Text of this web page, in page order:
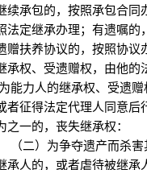
续承包的，按照承包
法定继承办理；有遗嘱的
赠扶养协议的，按照
承权、受遗赠权，由他的
力人的继承权、受遗赠
者征得法定代理人同
之一的，丧失继承权
）为争夺遗产而杀害
人的，或者虐待被继承